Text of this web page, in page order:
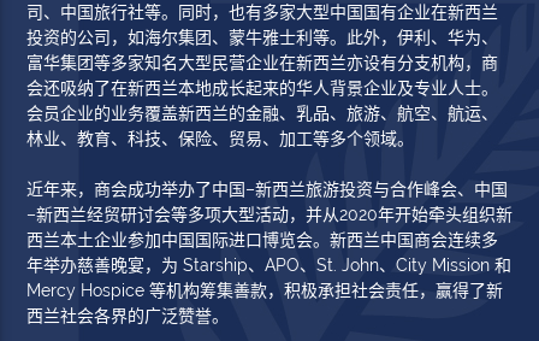
司、中国旅行社等。同时，也有多家大型中国国有企业在新西兰
投资的公司，如海尔集团、蒙牛雅士利等。此外，伊利、华为、
富华集团等多家知名大型民营企业在新西兰亦设有分支机构，商
会还吸纳了在新西兰本地成长起来的华人背景企业及专业人士。
会员企业的业务覆盖新西兰的金融、乳品、旅游、航空、航运、
林业、教育、科技、保险、贸易、加工等多个领域。
近年来，商会成功举办了中国–新西兰旅游投资与合作峰会、中国
–新西兰经贸研讨会等多项大型活动，并从2020年开始牵头组织新
西兰本土企业参加中国国际进口博览会。新西兰中国商会连续多
年举办慈善晚宴，为 Starship、APO、St. John、City Mission 和
Mercy Hospice 等机构筹集善款，积极承担社会责任，赢得了新
西兰社会各界的广泛赞誉。